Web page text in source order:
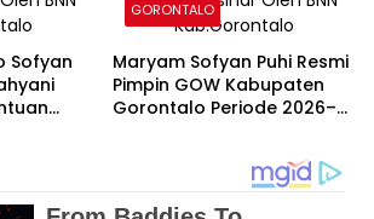
Sofyan
GORONTALO
Maryam Sofyan Puhi Resmi
Pimpin GOW Kabupaten
Gorontalo Periode 2026–